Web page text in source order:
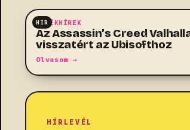
HÍR
JÁTÉKHÍREK
Az Assassin’s Creed
visszatért az Ubisofthoz
Olvasom →
HÍRLEVÉL